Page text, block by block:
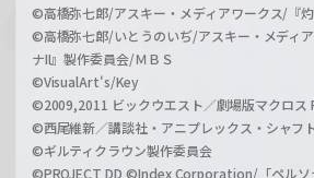
©高橋弥七郎/アスキー・メディアワークス/『
©高橋弥七郎/いとうのいぢ/アスキー・メディ
ナII』製作委員会/ＭＢＳ
©VisualArt's/Key
©2009,2011 ビックウエスト／劇場版マクロス
©西尾維新／講談社・アニプレックス・シャフ
©ギルティクラウン製作委員会
©PROJECT DD ©Index Corporation/「ペルソ